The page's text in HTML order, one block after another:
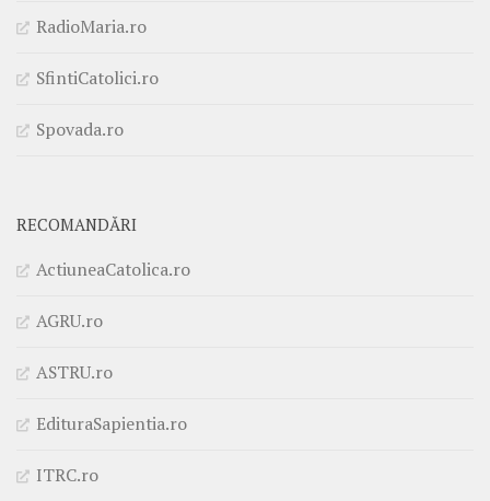
RadioMaria.ro
SfintiCatolici.ro
Spovada.ro
RECOMANDĂRI
ActiuneaCatolica.ro
AGRU.ro
ASTRU.ro
EdituraSapientia.ro
ITRC.ro